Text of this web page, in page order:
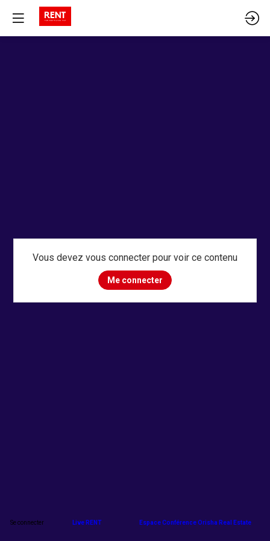
Vous devez vous connecter pour voir ce contenu
Me connecter
Se connecter Live RENT Espace Conférence Orisha Real Estate